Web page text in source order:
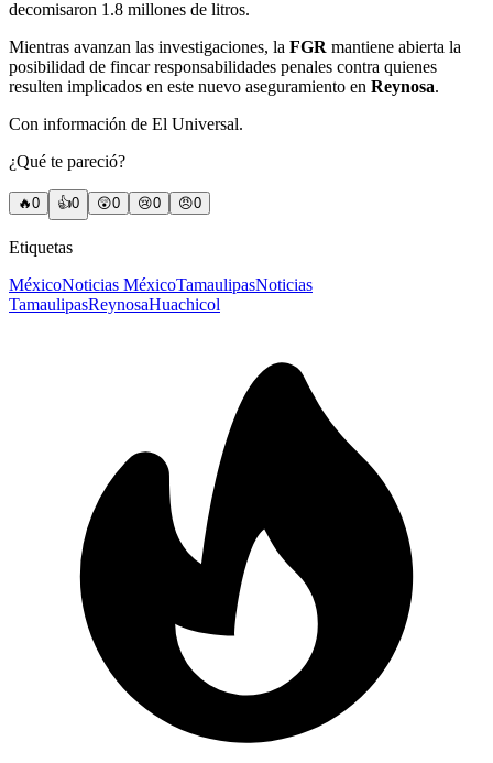
decomisaron 1.8 millones de litros.
Mientras avanzan las investigaciones, la FGR mantiene abierta la
posibilidad de fincar responsabilidades penales contra quienes
resulten implicados en este nuevo aseguramiento en Reynosa.
Con información de El Universal.
¿Qué te pareció?
🔥0 👍0 😲0 😢0 😠0
Etiquetas
MéxicoNoticias MéxicoTamaulipasNoticias
TamaulipasReynosaHuachicol